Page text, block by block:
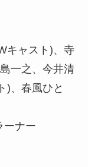
キャスト)、寺
一之、今井清
)、春風ひと
ーナー